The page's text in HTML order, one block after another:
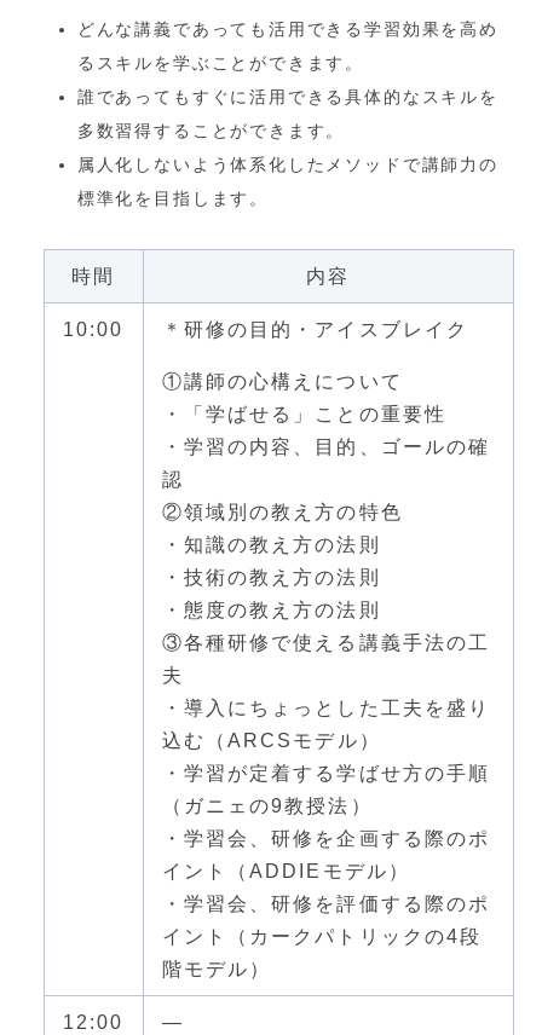
どんな講義であっても活用できる学習効果を高め
るスキルを学ぶことができます。
誰であってもすぐに活用できる具体的なスキルを
多数習得することができます。
属人化しないよう体系化したメソッドで講師力の
標準化を目指します。
時間 内容
10:00 ＊研修の目的・アイスブレイク
①講師の心構えについて
・「学ばせる」ことの重要性
・学習の内容、目的、ゴールの確
認
②領域別の教え方の特色
・知識の教え方の法則
・技術の教え方の法則
・態度の教え方の法則
③各種研修で使える講義手法の工
夫
・導入にちょっとした工夫を盛り
込む（ARCSモデル）
・学習が定着する学ばせ方の手順
（ガニェの9教授法）
・学習会、研修を企画する際のポ
イント（ADDIEモデル）
・学習会、研修を評価する際のポ
イント（カークパトリックの4段
階モデル）
12:00 —